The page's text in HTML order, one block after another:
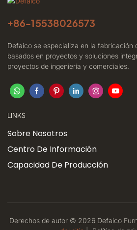
+86-15538026573
Defaico se especializa en la fabricación
basados ​​en proyectos y soluciones
proyectos de ingeniería y comerciales.
LINKS
Sobre Nosotros
Centro De Información
Capacidad De Producción
Derechos de autor © 2026 Defaico